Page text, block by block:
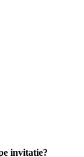
invitatie?